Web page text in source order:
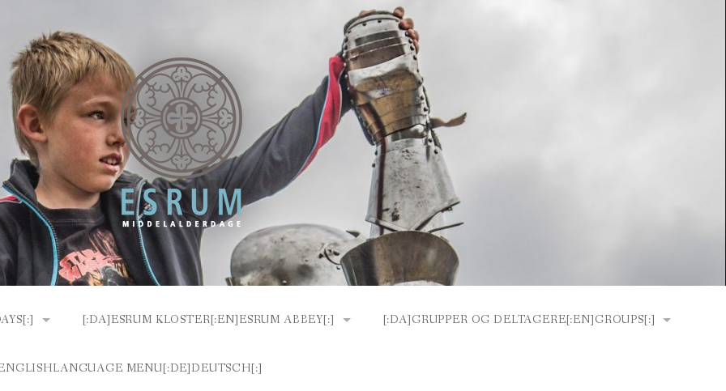
[:DA]ESRUM KLOSTER[:EN]ESRUM ABBEY[:]
[:DA]HVEM ER VI[:EN]ABOUT US[:]
[:DA]GRUPPER OG DELTAGERE[:EN]GROUPS[:]
MENU[:DE]DEUTSCH[:]